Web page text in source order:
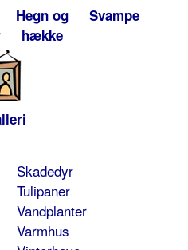
Hegn og
hække
Svampe
Skadedyr
Tulipaner
Vandplanter
Varmhus